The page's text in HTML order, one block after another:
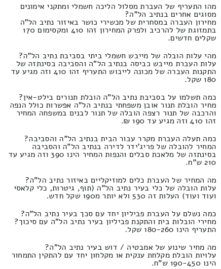
מהו התעריף של העברת מסלול הליכה חשמלי ומתקני אימונים
מסוגים אחרים בנתיב הל"ה?
מחירון העברה במסחרית של מכשירי כושר באיזור נתיב הל"ה
בתמזוגת של להרכיב ולפרק המחירון זהו 410 ומקסימום 170
שקלים חדשים.
מהי עלות הובלה של מייבש חשמלי ביתי בסביבת נתיב הל"ה?
עלות העברת מייבש כביסה בנתיב הל"ה והסביבה בסינתזה של
התקנות העברה של מכונה לייבוש התעריף זהו 410 וזה מגיע עד
180 שקל.
כמה תשלמו על בסביבת נתיב הל"ה הובלת תנורים בילט-אין?
מחיר הובלת תנור אובן משפחתי בנתיב הל"ה אפשרות כולל הנפה
והרכבה של תנור רצפה הובלה של תנור לבנים במשפחה המחיר
זהו 410 וזה מגיע עד 190 ₪.
כמה תעלה העברת מקרר עבור הבית בנתיב הל"ה והסביבה?
המחיר להובלה של פריג'ידר לדירה בנתיב הל"ה והסביבה
בסינתזה של מלאכת סבלים והנפות המחיר הינו 390 וזה מגיע עד
210 ש"ח.
מה המחיר של העברת כלים למוזיקליים באיזור נתיב הל"ה?
עלות הובלה של כלי בעיר נתיב הל"ה (תוף, גיטרות, כלי קלאסי
ועוד ועוד) העלות זה 530 ולא יותר מ190 שקל חדש.
כמה נשלם על העברת פביליון יחד עם סכך בעיר נתיב הל"ה?
מחירי הובלות בית והתקנת פביליון בעיר נתיב הל"ה עם סיכוך?
התעריף הינו 180-260 שקל.
מה מחיר שינוע של אמבטיה / דוש בעיר נתיב הל"ה?
עלויות הובלת מקלחת ענקית או מקלחון יחד עם להתקין התמחור
הינו 190-450 ש"ח.